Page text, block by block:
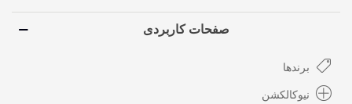
صفحات کاربردی
برندها
نیوکالکشن